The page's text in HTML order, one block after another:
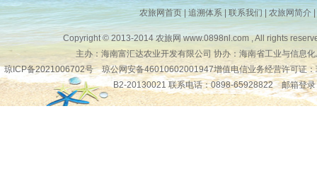
品 牌：
地 区：全国
供应商：
资 质：
农旅网首页| 追溯体系 联系我们 农旅网简介
Copyright © 2013-2014农旅网www.0898nl.com , All rights
主办：海南富汇达农业开发有限公司 协办：海南省工业与信息
琼ICP备2021006702号琼公网安备46010602001947增值电信业务经营许可证：
B2-20130021 联系电话：0898-65928822邮箱登录